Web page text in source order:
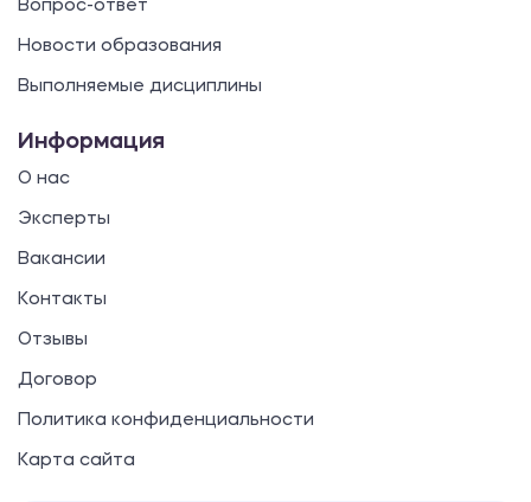
Вопрос-ответ
Новости образования
Выполняемые дисциплины
Информация
О нас
Эксперты
Вакансии
Контакты
Отзывы
Договор
Политика конфиденциальности
Карта сайта